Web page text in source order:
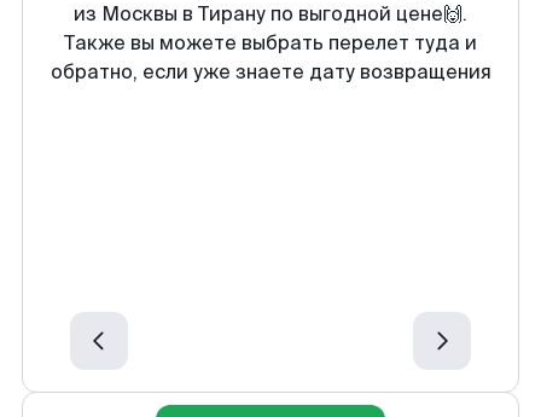
из Москвы в Тирану по выгодной цене🙌.
Также вы можете выбрать перелет туда и
обратно, если уже знаете дату возвращения